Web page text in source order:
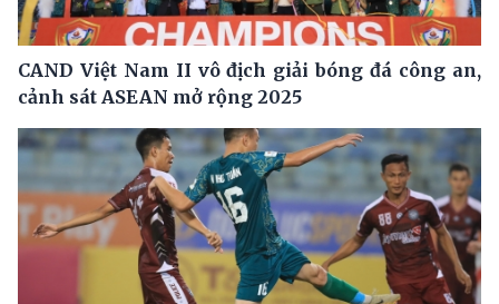
CAND Việt Nam II vô địch giải bóng đá công an,
cảnh sát ASEAN mở rộng 2025